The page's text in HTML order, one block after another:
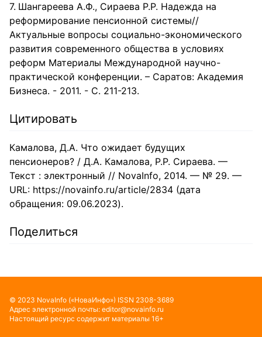
Шангареева А.Ф., Сираева Р.Р. Надежда на
реформирование пенсионной системы//
Актуальные вопросы социально-экономического
развития современного общества в условиях
реформ Материалы Международной научно-
практической конференции. – Саратов: Академия
Бизнеса. - 2011. - С. 211-213.
Цитировать
Камалова, Д.А. Что ожидает будущих
пенсионеров? / Д.А. Камалова, Р.Р. Сираева. —
Текст : электронный // NovaInfo, 2014. — № 29. —
URL: https://novainfo.ru/article/2834 (дата
обращения: 09.06.2023).
Поделиться
© 2023 NovaInfo («НоваИнфо») ISSN 2308-3689
Адрес электронной почты: editor@novainfo.ru
Настоящий ресурс содержит материалы 16+